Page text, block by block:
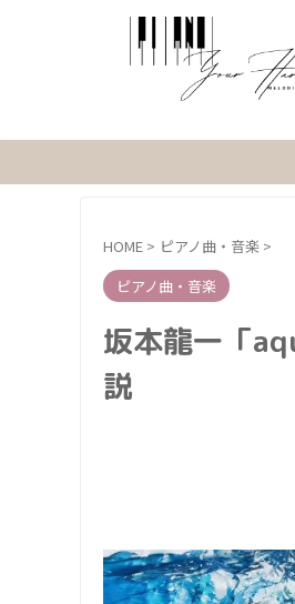
HOME > ピアノ曲・音楽 >
ピアノ曲・音楽
坂本龍一「
説